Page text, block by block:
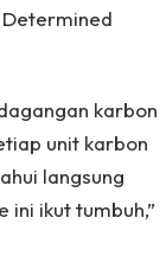
karbon
unit karbon
langsung
ikut tumbuh,”